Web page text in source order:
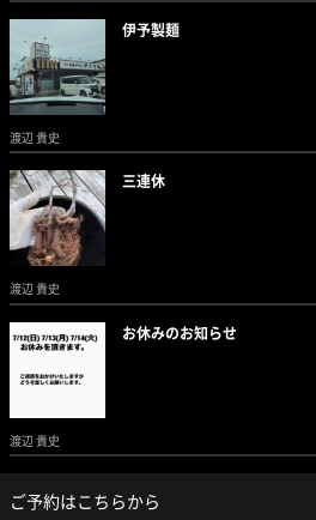
伊予製麺
渡辺 貴史
三連休
渡辺 貴史
お休みのお知らせ
渡辺 貴史
ご予約はこちらから